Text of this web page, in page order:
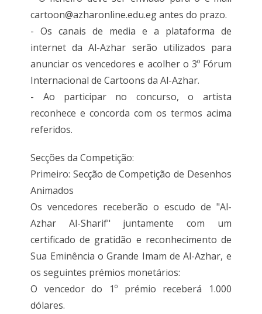
cartoon@azharonline.edu.eg antes do prazo.
- Os canais de media e a plataforma de
internet da Al-Azhar serão utilizados para
anunciar os vencedores e acolher o 3º Fórum
Internacional de Cartoons da Al-Azhar.
- Ao participar no concurso, o artista
reconhece e concorda com os termos acima
referidos.
Secções da Competição:
Primeiro: Secção de Competição de Desenhos
Animados
Os vencedores receberão o escudo de "Al-
Azhar Al-Sharif" juntamente com um
certificado de gratidão e reconhecimento de
Sua Eminência o Grande Imam de Al-Azhar, e
os seguintes prémios monetários:
O vencedor do 1º prémio receberá 1.000
dólares.